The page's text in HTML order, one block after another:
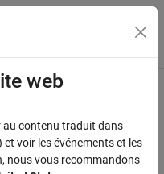
du menu
Units
Time™models for co-
web
au contenu traduit dans
voir les événements et les
nous vous recommandons